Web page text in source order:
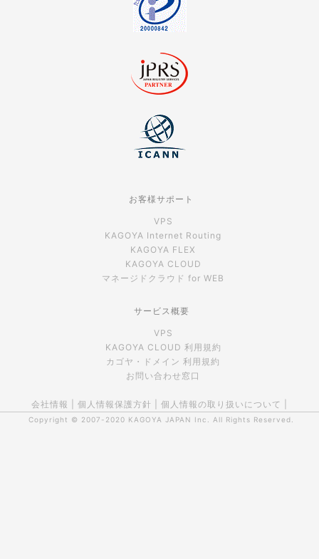
お客様サポート
VPS
KAGOYA Internet Routing
KAGOYA FLEX
KAGOYA CLOUD
マネージドクラウド for WEB
サービス概要
VPS
KAGOYA CLOUD 利用規約
カゴヤ・ドメイン 利用規約
お問い合わせ窓口
会社情報 個人情報保護方針 個人情報の取り扱いについて
Copyright © 2007-2020 KAGOYA JAPAN Inc. All Rights Reserved.